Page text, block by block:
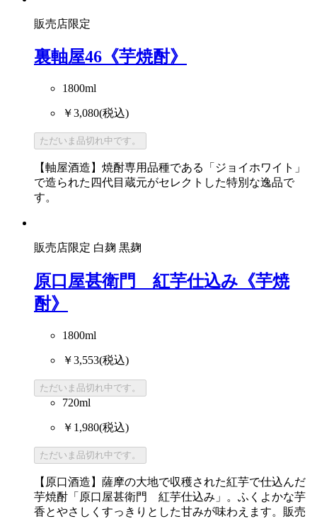
販売店限定
裏軸屋46《芋焼酎》
1800ml
￥3,080(税込)
ただいま品切れ中です。
【軸屋酒造】焼酎専用品種である「ジョイホワイト」
で造られた四代目蔵元がセレクトした特別な逸品で
す。
販売店限定 白麹 黒麹
原口屋甚衛門 紅芋仕込み《芋焼
酎》
1800ml
￥3,553(税込)
ただいま品切れ中です。
720ml
￥1,980(税込)
ただいま品切れ中です。
【原口酒造】薩摩の大地で収穫された紅芋で仕込んだ
芋焼酎「原口屋甚衛門 紅芋仕込み」。ふくよかな芋
香とやさしくすっきりとした甘みが味わえます。販売